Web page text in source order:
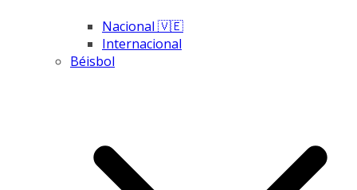
Nacional 🇻🇪
Internacional
Béisbol